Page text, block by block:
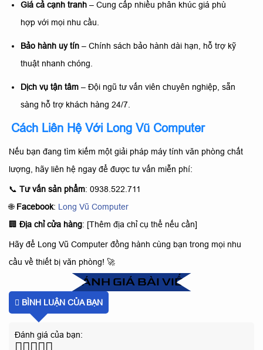
Giá cả cạnh tranh – Cung cấp nhiều phân khúc giá phù
hợp với mọi nhu cầu.
Bảo hành uy tín – Chính sách bảo hành dài hạn, hỗ trợ kỹ
thuật nhanh chóng.
Dịch vụ tận tâm – Đội ngũ tư vấn viên chuyên nghiệp, sẵn
sàng hỗ trợ khách hàng 24/7.
Cách Liên Hệ Với Long Vũ Computer
Nếu bạn đang tìm kiếm một giải pháp máy tính văn phòng chất
lượng, hãy liên hệ ngay để được tư vấn miễn phí:
📞 Tư vấn sản phẩm: 0938.522.711
🌐 Facebook: Long Vũ Computer
🏢 Địa chỉ cửa hàng: [Thêm địa chỉ cụ thể nếu cần]
Hãy để Long Vũ Computer đồng hành cùng bạn trong mọi nhu
cầu về thiết bị văn phòng! 🚀
ĐÁNH GIÁ BÀI VIẾT
BÌNH LUẬN CỦA BẠN
Đánh giá của bạn: